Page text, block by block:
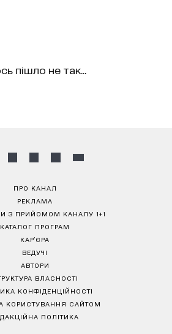
пішло не так...
ПРО КАНАЛ
РЕКЛАМА
З ПРИЙОМОМ КАНАЛУ 1+1
КАТАЛОГ ПРОГРАМ
КАР’ЄРА
ВЕДУЧІ
АВТОРИ
ВЛАСНОСТІ
КОНФІДЕНЦІЙНОСТІ
КОРИСТУВАННЯ САЙТОМ
ПОЛІТИКА